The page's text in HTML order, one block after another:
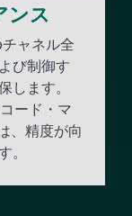
ンス
ャネル全
び制御す
します。
ード・マ
、精度が向